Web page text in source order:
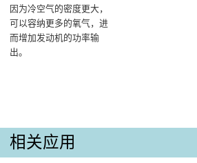
因为冷空气的密度更大，
可以容纳更多的氧气，进
而增加发动机的功率输
出‌。
相关应用